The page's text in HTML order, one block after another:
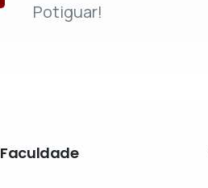
Potiguar!
Faculdade